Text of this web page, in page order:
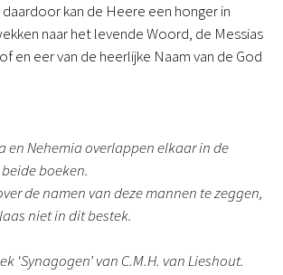
kan de Heere een honger in
naar het levende Woord, de Messias
en eer van de heerlijke Naam van de God
en Nehemia overlappen elkaar in de
boeken.
de namen van deze mannen te zeggen,
niet in dit bestek.
‘Synagogen’ van C.M.H. van Lieshout.